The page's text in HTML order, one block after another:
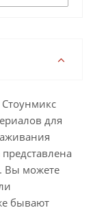
для
Вы можете
бывают